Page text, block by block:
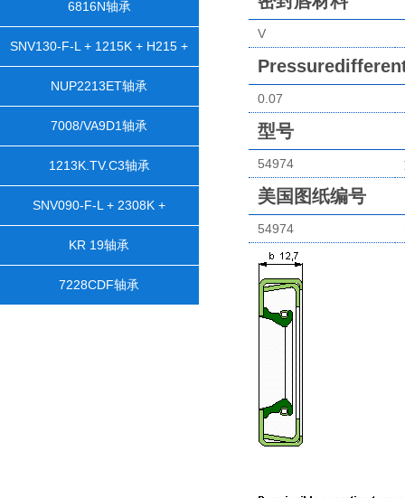
6816N轴承
SNV130-F-L + 1215K + H215 +
DH515轴承
NUP2213ET轴承
7008/VA9D1轴承
1213K.TV.C3轴承
SNV090-F-L + 2308K +
H2308X105 + TSV608X105轴承
KR 19轴承
7228CDF轴承
V
0.07
型号
54974
美国图纸编号
54974